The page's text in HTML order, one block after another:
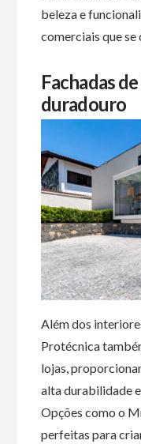
beleza e
comerciais que se
Fachadas
duradouro
Além dos
Protécnica
lojas,
alta durabilidade
Opções como o
perfeitas para